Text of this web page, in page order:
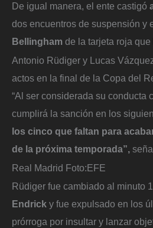
De igual manera, el ente castigó
dos encuentros de suspensión y
Bellingham de la tarjeta roja
Antonio Rüdiger y Lucas
actos en la final de la Copa del
“Al ser considerada su conducta
cumplirá la sanción en los
los cinco que faltan para
de la próxima temporada”,
Real Madrid Foto:EFE
Rüdiger fue cambiado al minuto
Endrick y fue expulsado en los
prórroga por insultar y lanzar